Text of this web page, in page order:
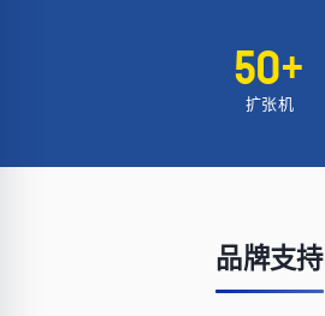
50+
扩张机
品牌支持